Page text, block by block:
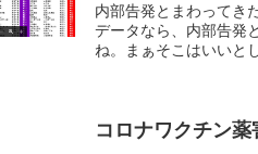
内部告発とまわってき
データなら、内部告発
ね。まぁそこはいいと
コロナワクチン